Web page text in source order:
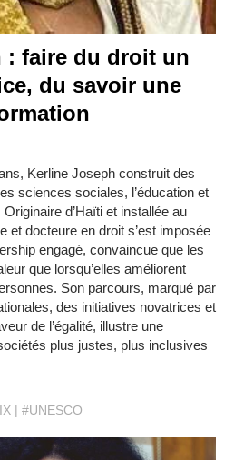
: faire du droit un
du savoir une
Kerline Joseph construit des
sciences sociales, l’éducation et
d’Haïti et installée au
et docteure en droit s’est imposée
engagé, convaincue que les
que lorsqu’elles améliorent
Son parcours, marqué par
des initiatives novatrices et
de l’égalité, illustre une
plus justes, plus inclusives
#UNESCO